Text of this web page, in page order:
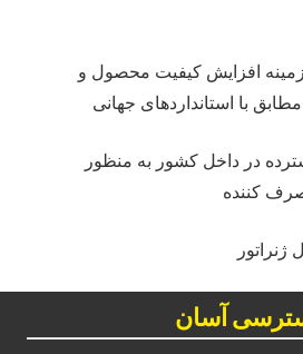
افزایش کیفیت محصول و
با استانداردهای جهانی
در داخل کشور به منظور
کننده
آسان